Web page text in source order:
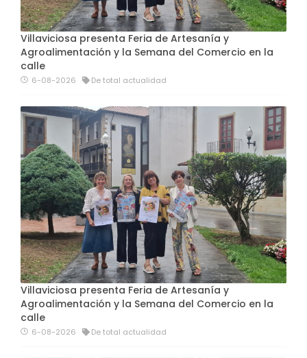
Villaviciosa presenta Feria de Artesanía y
Agroalimentación y la Semana del Comercio en la
calle
6-08-2026 De total actualidad
Villaviciosa presenta Feria de Artesanía y
Agroalimentación y la Semana del Comercio en la
calle
6-08-2026 De total actualidad